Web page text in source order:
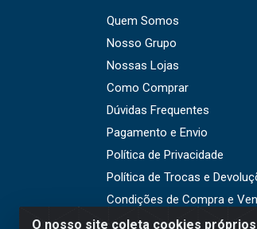
O nosso site coleta cookies
Quem Somos
Nosso Grupo
Nossas Lojas
Como Comprar
Dúvidas Frequentes
Pagamento e Envio
Política de Privacidade
Política de Trocas e
Condições de Compra e